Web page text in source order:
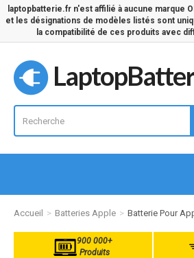
laptopbatterie.fr n'est affilié à aucune marque
et les désignations de modèles listés sont
la compatibilité de ces produits avec
Accueil Batteries Apple Batterie Pour
900 000+
Produits